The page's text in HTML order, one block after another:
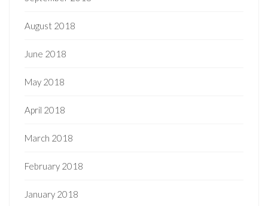
August 2018
June 2018
May 2018
April 2018
March 2018
February 2018
January 2018